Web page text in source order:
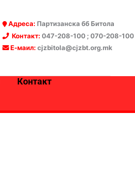
Адреса: Партизанска бб Битола
Контакт: 047-208-100 ; 070-208-100
Е-маил: cjzbitola@cjzbt.org.mk
Контакт